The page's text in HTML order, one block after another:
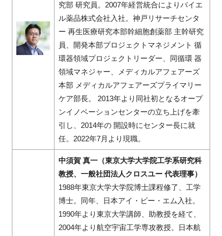
究部 研究員。2007年経営統合によりバイエ
ル薬品株式会社入社。神戸リサーチセンタ
ー 再生医療研究本部幹細胞創薬部 主幹研究
員、開発本部プロジェクトマネジメント 循
環器領域プロジェクトリーダー、同循環 器
領域マネジャー、メディカルアフェアーズ
本部 メディカルアフェアーズプライマリー
ケア部長。 2013年より同社初となるオープ
ンイノベーションセンターの立ち上げを牽
引し、2014年の 開設時にセンター長に就
任。2022年7月より現職。
中須賀 真一（東京大学大学院工学系研究科
教授、一般社団法人クロスユー 代表理事）
1988年東京大学大学院博士課程修了、工学
博士。同年、日本アイ・ビー・エム入社。
1990年より東京大学講師、助教授を経て、
2004年より航空宇宙工学専攻教授。日本航